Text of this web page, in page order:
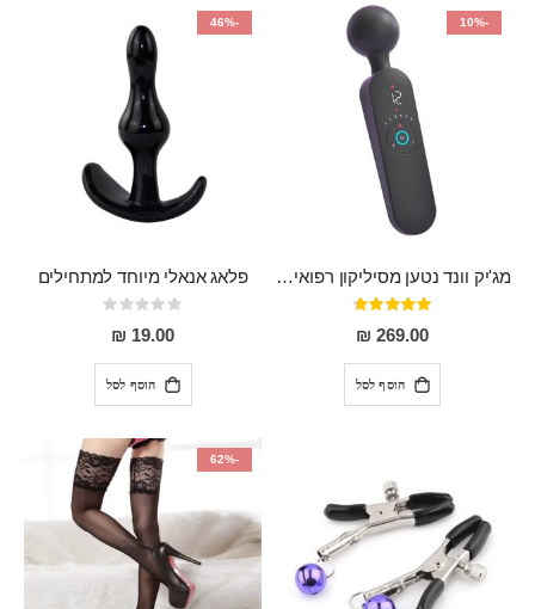
-10%
מג'יק וונד נטען מסיליקון רפואי חזק בעל 12 מצבי רטט ו6 מהירויות שונות ROMI
דירוג:
93%
269.00 ₪
הוסף לסל
-46%
פלאג אנאלי מיוחד למתחילים
Rating:
0%
19.00 ₪
הוסף לסל
-62%